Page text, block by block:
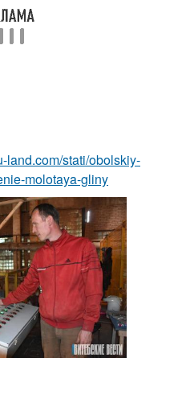
land.com/stati/obolskiy-
molotaya-gliny